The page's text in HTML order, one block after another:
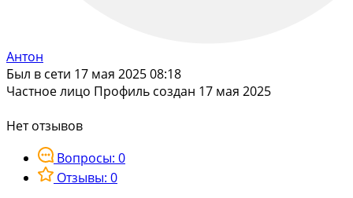
Антон
Был в сети 17 мая 2025 08:18
Частное лицо Профиль создан 17 мая 2025
Нет отзывов
Вопросы: 0
Отзывы: 0